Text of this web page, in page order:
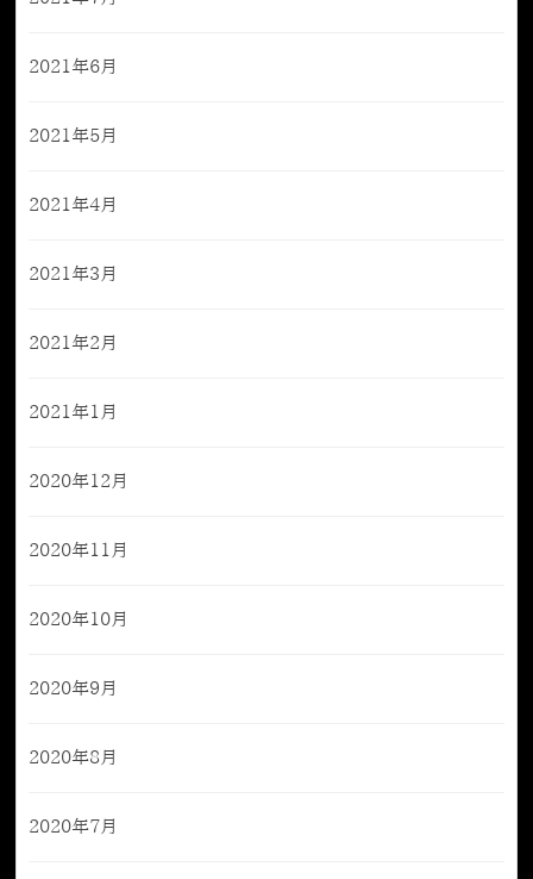
2021年6月
2021年5月
2021年4月
2021年3月
2021年2月
2021年1月
2020年12月
2020年11月
2020年10月
2020年9月
2020年8月
2020年7月